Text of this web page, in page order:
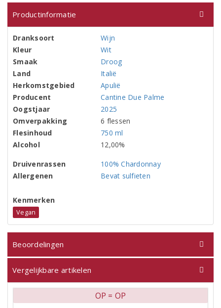
Productinformatie
Dranksoort
Wijn
Kleur
Wit
Smaak
Droog
Land
Italië
Herkomstgebied
Apulië
Producent
Cantine Due Palme
Oogstjaar
2025
Omverpakking
6 flessen
Flesinhoud
750 ml
Alcohol
12,00%
Druivenrassen
100% Chardonnay
Allergenen
Bevat sulfieten
Kenmerken
Vegan
Beoordelingen
Vergelijkbare artikelen
OP = OP